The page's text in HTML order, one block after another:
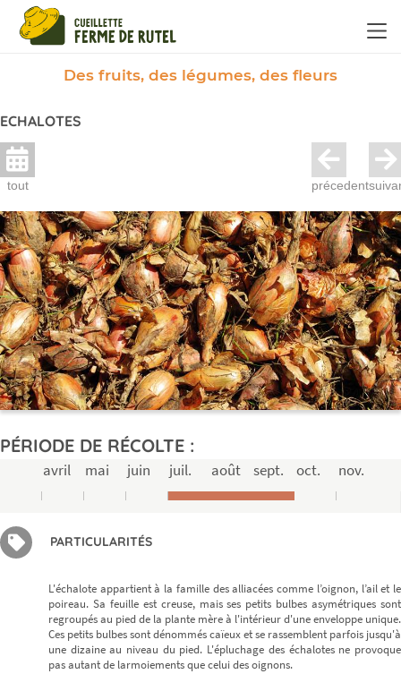
Des fruits, des légumes, des fleurs
ECHALOTES
tout précedent
PÉRIODE DE RÉCOLTE :
avril mai juin juil. août sept. oct. nov.
PARTICULARITÉS
L'échalote appartient à la famille des alliacées comme l’oignon, l’ail et le
poireau. Sa feuille est creuse, mais ses petits bulbes asymétriques sont
regroupés au pied de la plante mère à l'intérieur d'une enveloppe unique.
Ces petits bulbes sont dénommés caïeux et se rassemblent parfois jusqu'à
une dizaine au niveau du pied. L'épluchage des échalotes ne provoque
pas autant de larmoiements que celui des oignons.
Panneau de gestion des cookies